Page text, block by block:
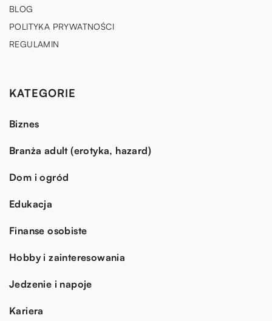
BLOG
POLITYKA PRYWATNOŚCI
REGULAMIN
KATEGORIE
Biznes
Branża adult (erotyka, hazard)
Dom i ogród
Edukacja
Finanse osobiste
Hobby i zainteresowania
Jedzenie i napoje
Kariera